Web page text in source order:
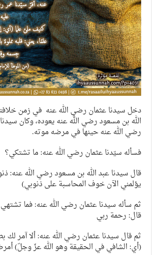
دخل سيدنا عثمان رضي الله عنه في زمن
الله بن مسعود رضي الله عنه يعوده، وكان
رضي الله عنه حينها في مرضه موته.
فسأله سيّدنا عثمان رضي الله عنه: ما تشتكي؟
قال سيدنا عبد الله بن مسعود رضي الله عنه:
يؤلمني الآن خوف المحاسبة على ذنوبي)
ثم سأله سيدنا عثمان رضي الله عنه: فما
قال: رحمة ربي
ثم قال سيدنا عثمان رضي الله عنه: ألا آمر لك
(أي: الشافي في الحقيقة وهو الله عزّ وجلّ)